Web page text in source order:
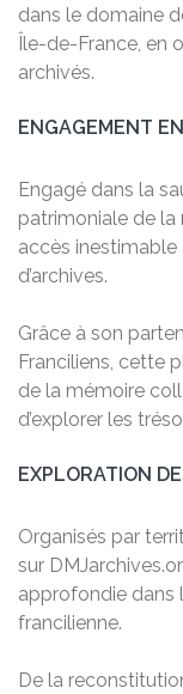
dans le domaine
Île-de-France, en
archivés.
ENGAGEMENT
Engagé dans la
patrimoniale de la
accès
d’archives.
Grâce à son
Franciliens, cette
de la mémoire
d’explorer les
EXPLORATION
Organisés par
sur
approfondie dans
francilienne.
De la